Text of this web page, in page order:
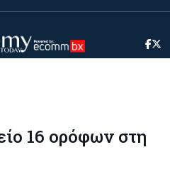
16 ορόφων στη